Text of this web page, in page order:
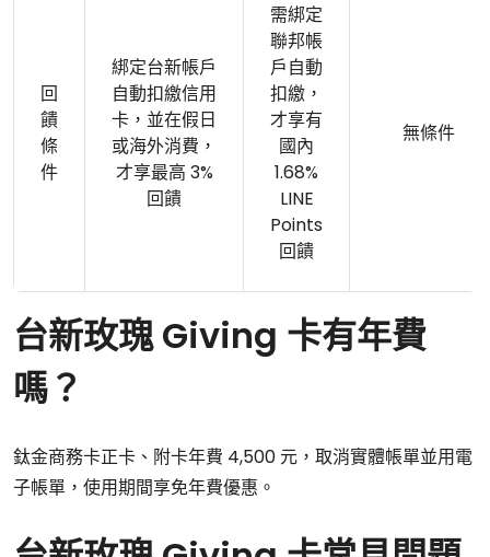
回
饋
條
件
綁定台新帳戶
自動扣繳信用
卡，並在假日
或海外消費，
才享最高 3%
回饋
需綁定
聯邦帳
戶自動
扣繳，
才享有
國內
1.68%
LINE
Points
回饋
無條件
台新玫瑰 Giving 卡有年費
嗎？
鈦金商務卡正卡、附卡年費 4,500 元，取消實體帳單並用電
子帳單，使用期間享免年費優惠。